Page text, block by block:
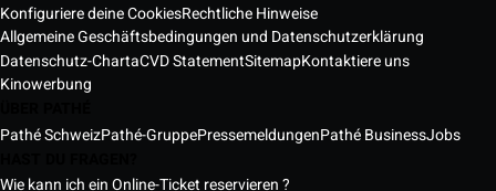
Konfiguriere deine CookiesRechtliche Hinweise
Allgemeine Geschäftsbedingungen und Datenschutzerklärung
Datenschutz-ChartaCVD StatementSitemapKontaktiere uns
Kinowerbung
Pathé SchweizPathé-GruppePressemeldungenPathé BusinessJobs
Wie kann ich ein Online-Ticket reservieren ?